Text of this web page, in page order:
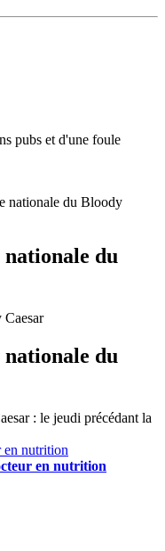
pubs et d'une foule
nationale du Bloody
du
du
: le jeudi précédant la
en nutrition